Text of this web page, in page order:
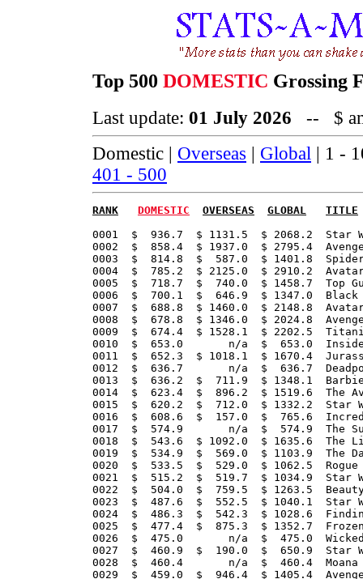
Top 500 DOMESTIC Grossing
Last update: 01 July 2026 -- $
Domestic | Overseas | Global | 1 -
401 - 500
RANK DOMESTIC OVERSEAS GLOBAL
TITLE
0001  $  936.7  $ 1131.5  $ 2068.2  Star
0002  $  858.4  $ 1937.0  $ 2795.4
0003  $  814.8  $  587.0  $ 1401.8  Spider-
0004  $  785.2  $ 2125.0  $ 2910.2
0005  $  718.7  $  740.0  $ 1458.7  Top
0006  $  700.1  $  646.9  $ 1347.0
0007  $  688.8  $ 1460.0  $ 2148.8
0008  $  678.8  $ 1346.0  $ 2024.8
0009  $  674.4  $ 1528.1  $ 2202.5
0010  $  653.0       n/a  $  653.0
0011  $  652.3  $ 1018.1  $ 1670.4
0012  $  636.7       n/a  $  636.7
0013  $  636.2  $  711.9  $ 1348.1
0014  $  623.4  $  896.2  $ 1519.6  The
0015  $  620.2  $  712.0  $ 1332.2  Star
0016  $  608.6  $  157.0  $  765.6
0017  $  574.9       n/a  $  574.9  The
0018  $  543.6  $ 1092.0  $ 1635.6  The
0019  $  534.9  $  569.0  $ 1103.9  The
0020  $  533.5  $  529.0  $ 1062.5  Rogue
0021  $  515.2  $  519.7  $ 1034.9  Star
0022  $  504.0  $  759.5  $ 1263.5
0023  $  487.6  $  552.5  $ 1040.1  Star
0024  $  486.3  $  542.3  $ 1028.6
0025  $  477.4  $  875.3  $ 1352.7
0026  $  475.0       n/a  $  475.0
0027  $  460.9  $  190.0  $  650.9  Star
0028  $  460.4       n/a  $  460.4
0029  $  459.0  $  946.4  $ 1405.4